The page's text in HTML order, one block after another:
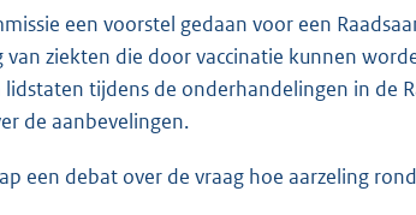
een voorstel gedaan voor een
ziekten die door vaccinatie kunnen
tijdens de onderhandelingen in de
de aanbevelingen.
een debat over de vraag hoe aarzeling